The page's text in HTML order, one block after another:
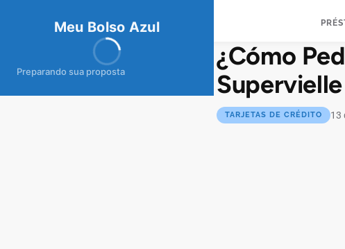
Meu Bolso Azul
Preparando sua proposta
meubolsoAz
¿Cómo
TARJETAS DE CRÉDITO 13